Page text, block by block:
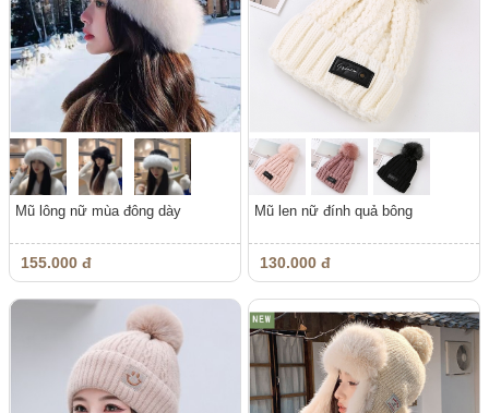
Mũ lông nữ mùa đông dày
155.000 đ
Mũ len nữ đính quả bông
130.000 đ